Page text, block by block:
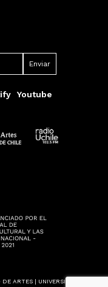
Youtube
ARTES | UNIVERSIDAD DE